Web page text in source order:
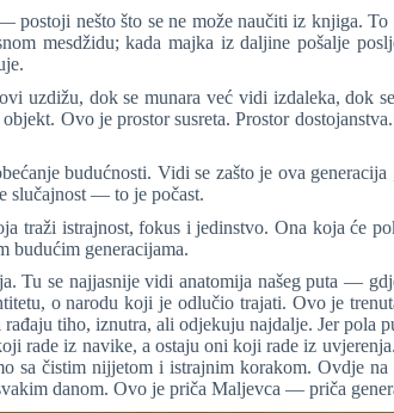
nešto što se ne može naučiti iz knjiga.
mesdžidu; kada majka iz daljine pošalje
uzdižu, dok se munara već vidi izdaleka, dok
Ovo je prostor susreta. Prostor
budućnosti. Vidi se zašto je ova
slučajnost — to je počast.
traži istrajnost, fokus i jedinstvo. Ona koja će
budućim generacijama.
Tu se najjasnije vidi anatomija našeg puta —
o narodu koji je odlučio trajati. Ovo je
tiho, iznutra, ali odjekuju najdalje. Jer
rade iz navike, a ostaju oni koji rade iz
sa čistim nijjetom i istrajnim korakom. Ovdje
danom. Ovo je priča Maljevca — priča